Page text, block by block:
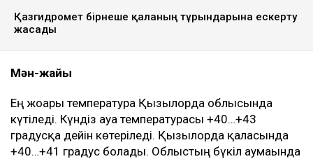
Қазгидромет бірнеше қаланың тұрғындарына ескерту
жасады
Мән-жайы
Ең жоғары температура Қызылорда облысында
күтіледі. Күндіз ауа температурасы +40…+43
градусқа дейін көтеріледі. Қызылорда қаласында
+40…+41 градус болады. Облыстың бүкіл аумағында